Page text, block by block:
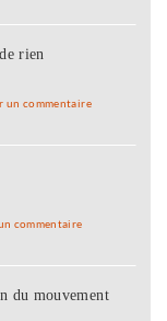
thérapeutique
rien
un commentaireon
thérapeutique
commentaire
thérapeutique
en
du mouvement